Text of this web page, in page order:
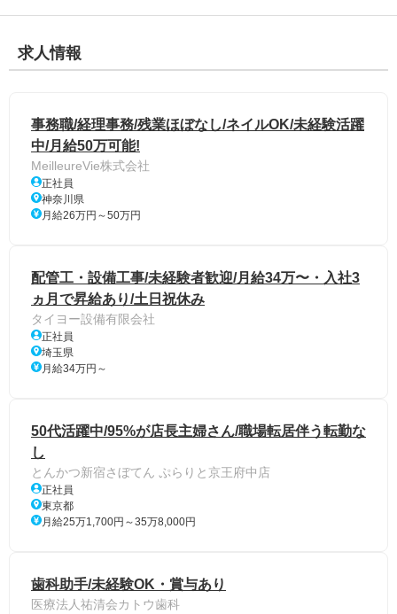
求人情報
事務職/経理事務/残業ほぼなし/ネイルOK/未経験活躍
中/月給50万可能!
MeilleureVie株式会社
正社員
神奈川県
月給26万円～50万円
配管工・設備工事/未経験者歓迎/月給34万〜・入社3
ヵ月で昇給あり/土日祝休み
タイヨー設備有限会社
正社員
埼玉県
月給34万円～
50代活躍中/95%が店長主婦さん/職場転居伴う転勤な
し
とんかつ新宿さぼてん ぷらりと京王府中店
正社員
東京都
月給25万1,700円～35万8,000円
歯科助手/未経験OK・賞与あり
医療法人祐清会カトウ歯科